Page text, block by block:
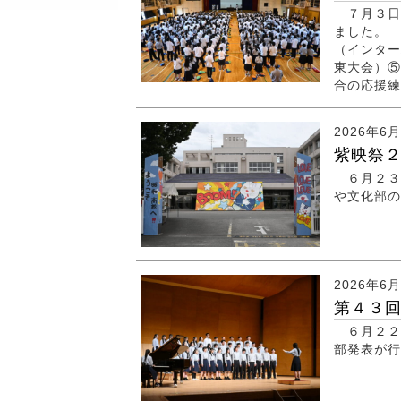
７月３
ました。
（インタ
東大会）⑤
合の応援
2026年6
紫映祭
６月２３
や文化部
2026年6
第４３
６月２２
部発表が